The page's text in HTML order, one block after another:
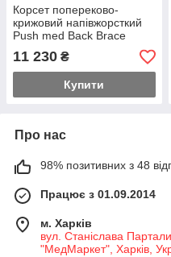
Корсет попереково-
крижовий напівжорсткий
Push med Back Brace
універсальний
11 230 ₴
Купити
Про нас
98% позитивних з 48
Працює з 01.09.2014
м. Харків
вул. Станіслава
"МедМаркет", Харків,